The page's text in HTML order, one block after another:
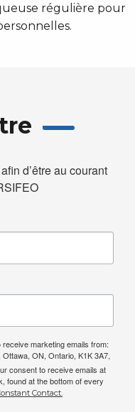
régulière pour
d’être au courant
marketing emails from:
Ottawa, ON, Ontario, K1K 3A7,
consent to receive emails at
found at the bottom of every
Contact.